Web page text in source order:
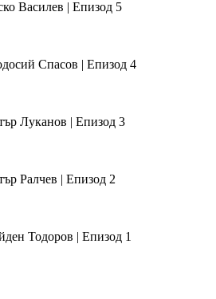
Василев | Епизод 5
Спасов | Епизод 4
Луканов | Епизод 3
Ралчев | Епизод 2
Тодоров | Епизод 1